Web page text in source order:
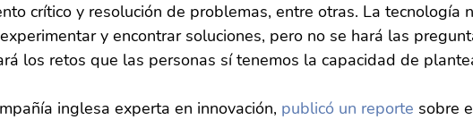
crítico y resolución de problemas, entre otras. La tecnología
y encontrar soluciones, pero no se hará las
los retos que las personas sí tenemos la capacidad de
inglesa experta en innovación, publicó un reporte sobre